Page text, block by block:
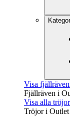
Visa
Fjällräven i
Visa alla
Tröjor i Outlet